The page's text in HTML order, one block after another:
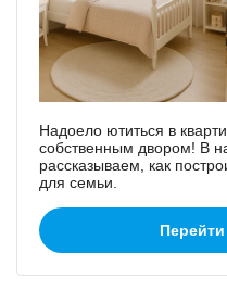
Надоело ютиться в
собственным двором! В
рассказываем, как
для семьи.
Перейти